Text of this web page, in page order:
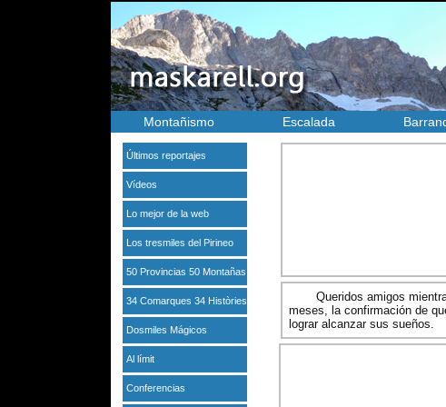
Montañismo Escalada
Últimos reportajes
Vídeos
Lo mejor de la web
Los tresmiles del Pirineo
50 Provincias 50 Montañas
34 Comarques 34 Històries
Dosmiles Mágicos
Al límit
Conferencias
Queridos amigos
meses, la confirmación de
lograr alcanzar sus sueños.